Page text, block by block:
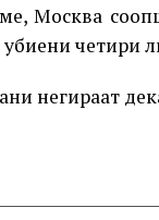
Москва
убиени четири
негираат